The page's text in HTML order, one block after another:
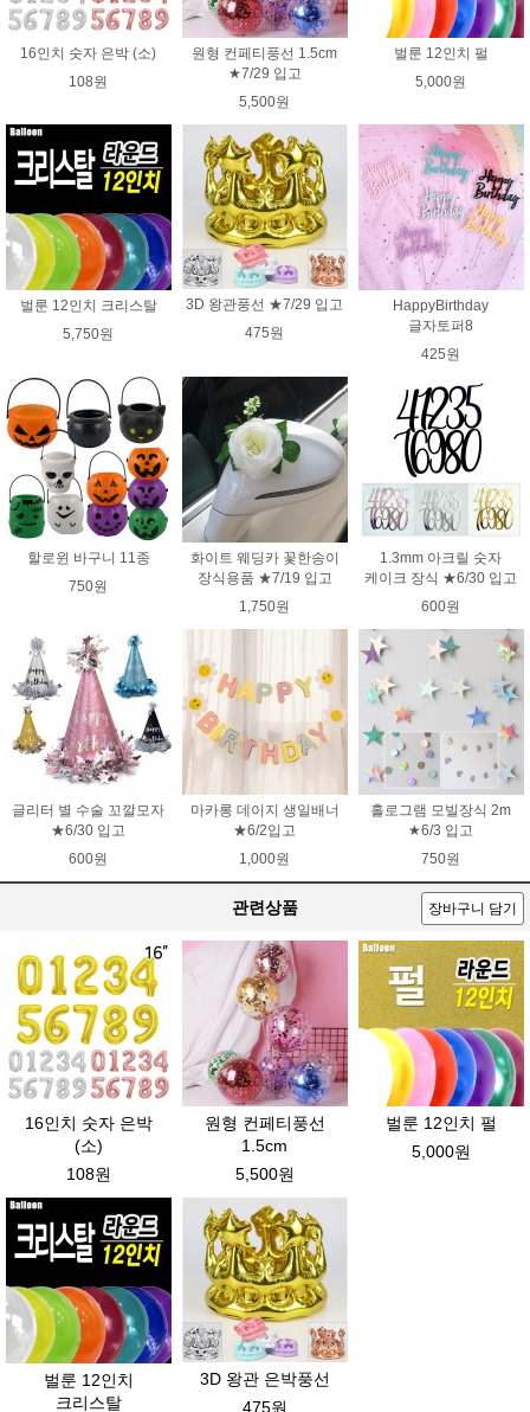
16인치 숫자 은박 (소)
108원
원형 컨페티풍선 1.5cm
★7/29 입고
5,500원
벌룬 12인치 펄
5,000원
벌룬 12인치 크리스탈
5,750원
3D 왕관풍선 ★7/29 입고
475원
HappyBirthday
글자토퍼8
425원
할로윈 바구니 11종
750원
화이트 웨딩카 꽃한송이
장식용품 ★7/19 입고
1,750원
1.3mm 아크릴 숫자
케이크 장식 ★6/30 입고
600원
글리터 별 수술 꼬깔모자
★6/30 입고
600원
마카롱 데이지 생일배너
★6/2입고
1,000원
홀로그램 모빌장식 2m
★6/3 입고
750원
관련상품 장바구니 담기
16인치 숫자 은박
(소)
108원
원형 컨페티풍선
1.5cm
5,500원
벌룬 12인치 펄
5,000원
벌룬 12인치
크리스탈
3D 왕관 은박풍선
475원